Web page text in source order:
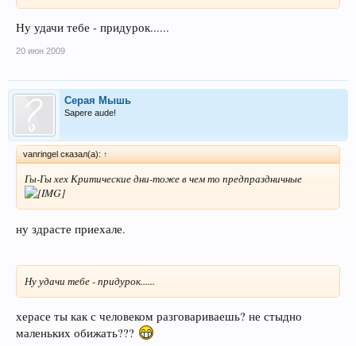
Ну удачи тебе - придурок......
20 июн 2009
Серая Мышь
Sapere aude!
vanringel сказал(а): ↑
Гы-Гы хех Критические дни-тоже в чем то предпраздничные
ну здрасте приехале.
Ну удачи тебе - придурок......
херасе ты как с человеком разговариваешь? не стыдно
маленьких обижать???